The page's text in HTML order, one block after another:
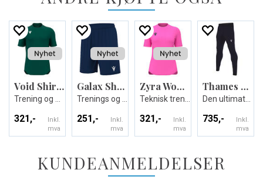
Void Shirt Shortsleeve
321,-
Inkl.
mva
Galax Shorts
251,-
Inkl.
mva
Zyra Womans shirt
321,-
Inkl.
mva
Thames Hero Pant
Den ultimate treningsbuksen - Unisex
735,-
Inkl.
mva
KUNDEANMELDELSER